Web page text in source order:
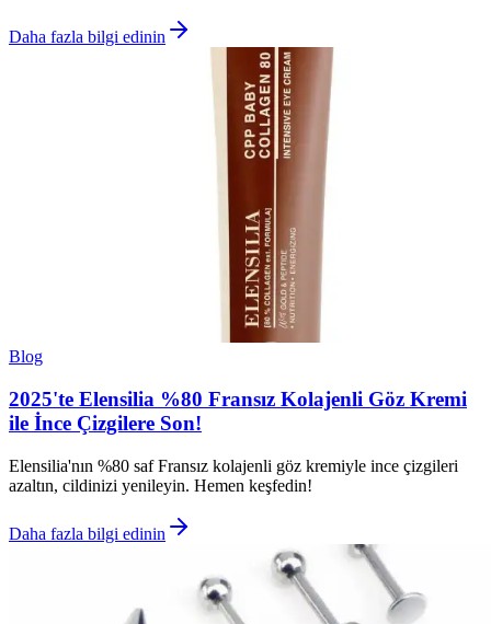
Daha fazla bilgi edinin
Blog
2025'te Elensilia %80 Fransız Kolajenli Göz Kremi
ile İnce Çizgilere Son!
Elensilia'nın %80 saf Fransız kolajenli göz kremiyle ince çizgileri
azaltın, cildinizi yenileyin. Hemen keşfedin!
Daha fazla bilgi edinin